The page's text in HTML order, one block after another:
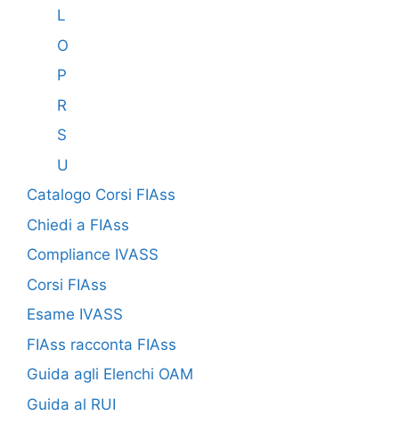
L
O
P
R
S
U
Catalogo Corsi FIAss
Chiedi a FIAss
Compliance IVASS
Corsi FIAss
Esame IVASS
FIAss racconta FIAss
Guida agli Elenchi OAM
Guida al RUI